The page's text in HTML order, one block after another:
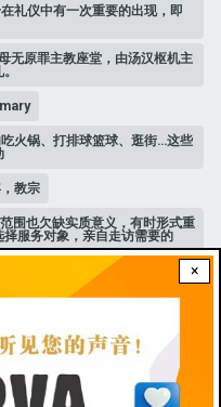
×
礼仪中有一次重要的出现，即
无原罪主教座堂，由汤汉枢机主
mary
火锅、打排球篮球、逛街…这些
教宗
围也欠缺实质意义，有时形式重
服务对象，亲自走访需要的
遇显得比较少，但隐性的不平
WITH US!